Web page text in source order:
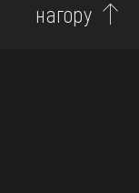
нагору